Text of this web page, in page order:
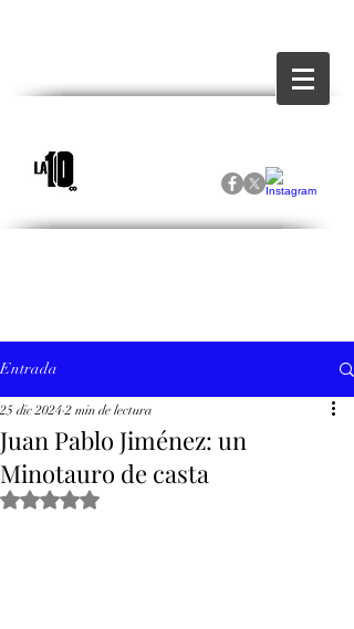
Entrada
Juan Pablo Jiménez: un
Minotauro de casta
25 dic 2024 2 min de lectura
Obtuvo NaN de 5 estrellas.